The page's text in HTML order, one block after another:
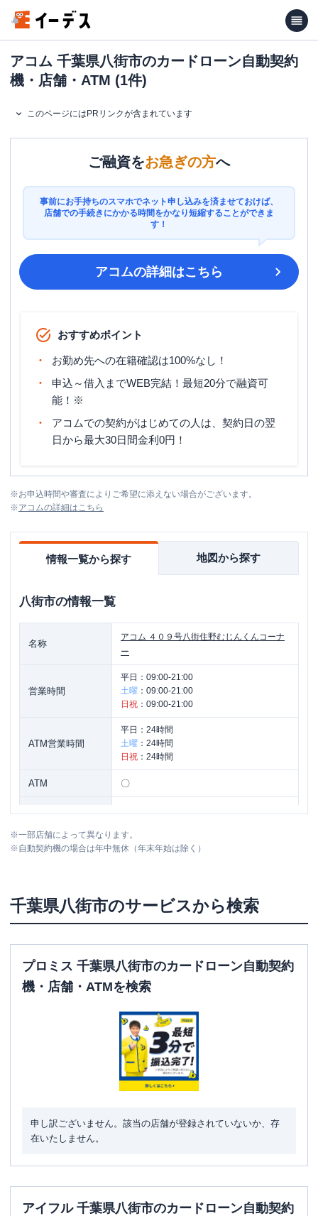
アコム 千葉県八街市のカードローン自動契約
機・店舗・ATM (1件)
このページにはPRリンクが含まれています
ご融資をお急ぎの方へ
事前にお手持ちのスマホでネット申し込みを済ませておけば、
店舗での手続きにかかる時間をかなり短縮することができま
す！
アコムの詳細はこちら
おすすめポイント
お勤め先への在籍確認は100%なし！
申込～借入までWEB完結！最短20分で融資可
能！※
アコムでの契約がはじめての人は、契約日の翌
日から最大30日間金利0円！
※お申込時間や審査によりご希望に添えない場合がございます。
※アコムの詳細はこちら
情報一覧から探す 地図から探す
八街市の情報一覧
名称
アコム ４０９号八街住野むじんくんコーナ
ー
営業時間
平日： 09:00-21:00
土曜 ： 09:00-21:00
日祝 ： 09:00-21:00
ATM営業時間
平日： 24時間
土曜 ： 24時間
日祝 ： 24時間
ATM 〇
住所 千葉県八街市八街は１５-１７０
※一部店舗によって異なります。
※自動契約機の場合は年中無休（年末年始は除く）
千葉県八街市のサービスから検索
プロミス 千葉県八街市のカードローン自動契約
機・店舗・ATMを検索
申し訳ございません。該当の店舗が登録されていないか、存
在いたしません。
アイフル 千葉県八街市のカードローン自動契約